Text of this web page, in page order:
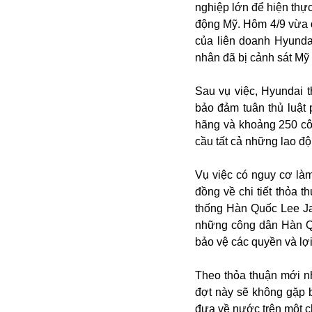
nghiệp lớn để hiện
động Mỹ. Hôm 4/9 vừa
của liên doanh
nhân đã bị cảnh sát
Sau vụ việc, Hyundai
bảo đảm tuân thủ luật
hãng và khoảng 250
cầu tất cả những lao
Vụ việc có nguy cơ
đồng về chi tiết thỏa
thống Hàn Quốc Lee
những công dân Hàn
bảo vệ các quyền và
Theo thỏa thuận mới
đợt này sẽ không gặp
đưa về nước trên một